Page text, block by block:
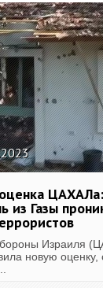
из Газы
Израиля
новую оценку,